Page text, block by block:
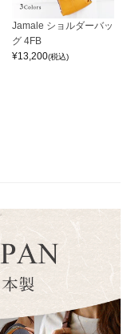
Jamale ショルダーバッ
グ 4FB
¥13,200(税込)